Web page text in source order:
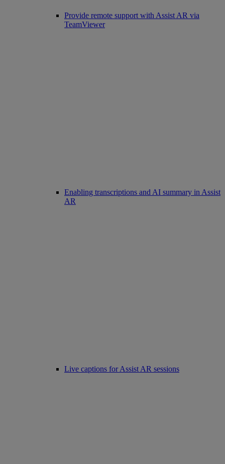
Provide remote support with Assist AR via
TeamViewer
Enabling transcriptions and AI summary in Assist
AR
Live captions for Assist AR sessions